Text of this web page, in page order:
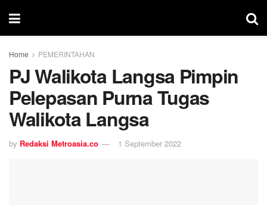
Home PEMERINTAHAN
PJ Walikota Langsa Pimpin
Pelepasan Purna Tugas
Walikota Langsa
by Redaksi Metroasia.co 1 September 2022